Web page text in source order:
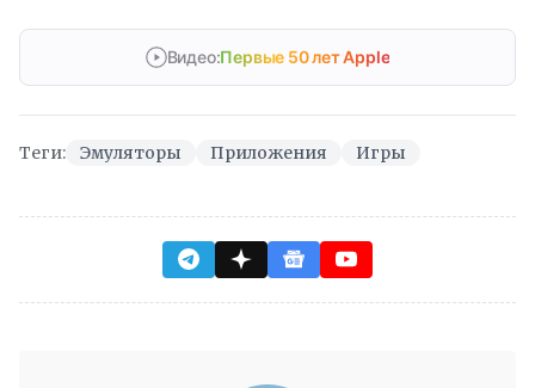
Видео:Первые 50 лет Apple
Теги: Эмуляторы Приложения Игры